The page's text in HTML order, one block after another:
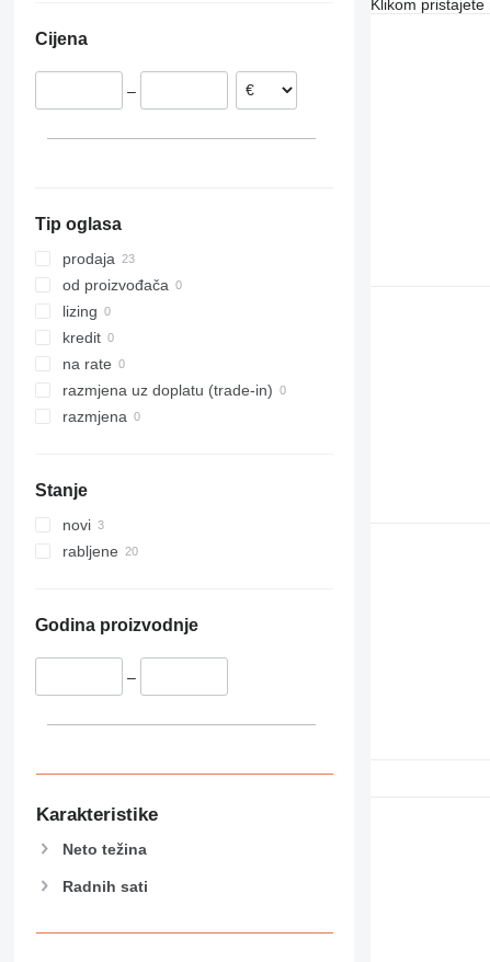
Češka
Italija
Cijena
–
Tip oglasa
prodaja
od proizvođača
lizing
kredit
na rate
razmjena uz doplatu (trade-in)
razmjena
Stanje
novi
rabljene
Godina proizvodnje
–
Karakteristike
Neto težina
Radnih sati
Klikom pristajete